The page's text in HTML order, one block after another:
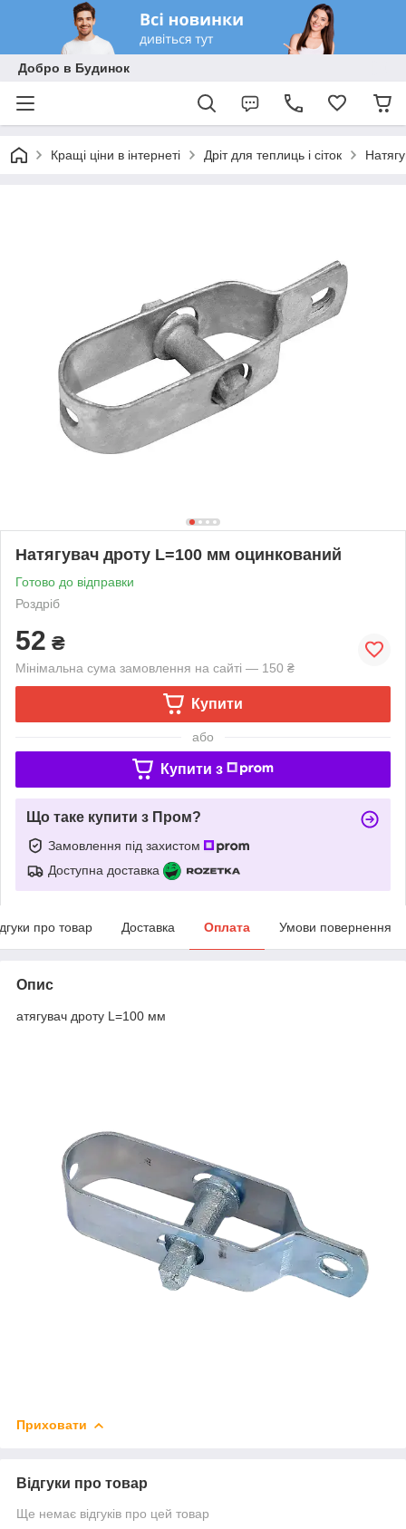
Добро в Будинок
Кращі ціни в інтернеті Дріт для теплиць і сіток
Натягувач дроту L=100 мм оцинкований
Готово до відправки
Роздріб
52 ₴
Мінімальна сума замовлення на сайті — 150 ₴
Купити
або
Купити з
Що таке купити з Пром?
Замовлення під захистом
Доступна доставка
про товар Доставка Оплата Умови повернення
Опис
атягувач дроту L=100 мм
Приховати
Відгуки про товар
Ще немає відгуків про цей товар